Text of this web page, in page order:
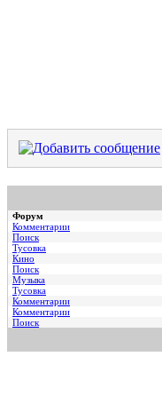
Форум
Комментарии
Поиск
Тусовка
Кино
Поиск
Музыка
Тусовка
Комментарии
Комментарии
Поиск